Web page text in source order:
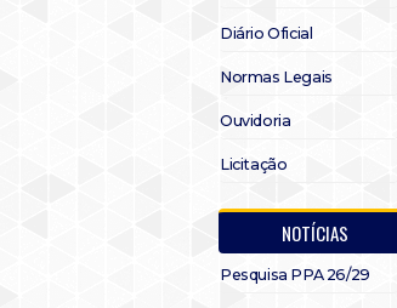
Diário Oficial
Normas Legais
Ouvidoria
Licitação
NOTÍCIAS
Pesquisa PPA 26/29